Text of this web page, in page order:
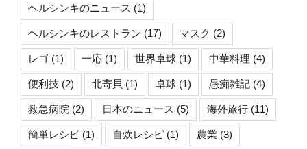
ヘルシンキのニュース (1)
ヘルシンキのレストラン (17) マスク (2)
レゴ (1) 一応 (1) 世界卓球 (1) 中華料理 (4)
便利技 (2) 北寄貝 (1) 卓球 (1) 愚痴雑記 (4)
救急病院 (2) 日本のニュース (5) 海外旅行 (11)
簡単レシピ (1) 自炊レシピ (1) 農業 (3)